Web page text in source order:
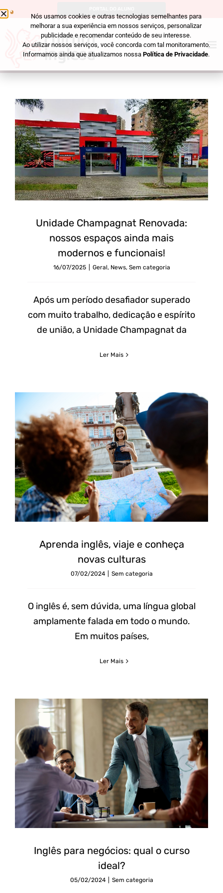
Unidade Champagnat Renovada:
nossos espaços ainda mais
modernos e funcionais!
16/07/2025 Geral, News, Sem categoria
Após um período desafiador superado
com muito trabalho, dedicação e espírito
de união, a Unidade Champagnat da
Ler Mais
Aprenda inglês, viaje e conheça
novas culturas
07/02/2024 Sem categoria
O inglês é, sem dúvida, uma língua global
amplamente falada em todo o mundo.
Em muitos países,
Ler Mais
Inglês para negócios: qual o curso
ideal?
05/02/2024 Sem categoria
Nós usamos cookies e outras tecnologias semelhantes para
melhorar a sua experiência em nossos serviços, personalizar
publicidade e recomendar conteúdo de seu interesse.
Ao utilizar nossos serviços, você concorda com tal monitoramento.
Informamos ainda que atualizamos nossa Política de Privacidade.